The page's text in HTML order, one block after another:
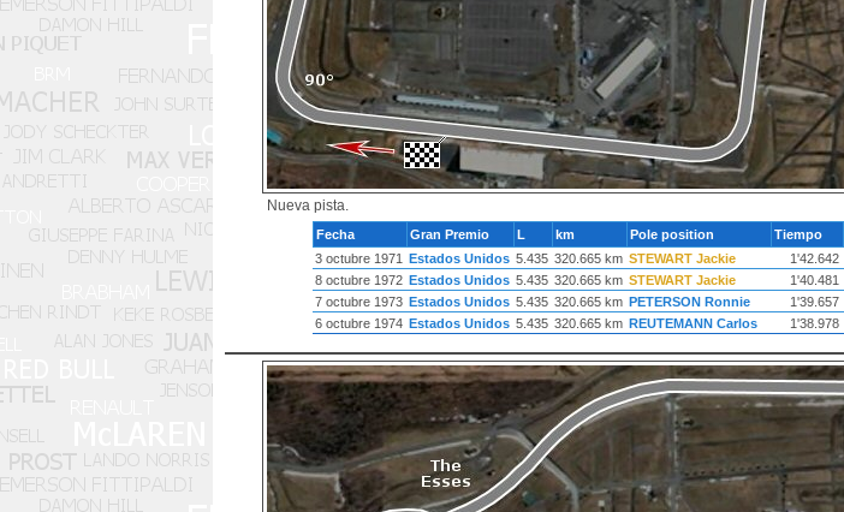
Nueva pista.
Fecha Gran Premio L km Pole position Tiempo
3 octubre 1971 Estados Unidos 5.435 320.665 km STEWART Jackie 1'42.642
8 octubre 1972 Estados Unidos 5.435 320.665 km STEWART Jackie 1'40.481
7 octubre 1973 Estados Unidos 5.435 320.665 km PETERSON Ronnie 1'39.657
6 octubre 1974 Estados Unidos 5.435 320.665 km REUTEMANN Carlos 1'38.978